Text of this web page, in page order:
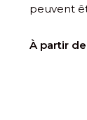
peuvent
À partir